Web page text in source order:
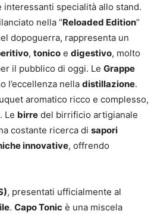
specialità allo stand.
nella “Reloaded Edition”
dopoguerra, rappresenta un
, tonico e digestivo, molto
il pubblico di oggi. Le Grappe
l’eccellenza nella distillazione.
aromatico ricco e complesso,
. Le birre del birrificio artigianale
costante ricerca di sapori
innovative, offrendo
, presentati ufficialmente al
. Capo Tonic è una miscela